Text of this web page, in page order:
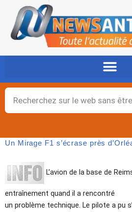
contenu
Rechercher
Un Mirage F1 s’écrase près
L’avion de la base de
entraînement quand il a rencontré
un problème technique. Le pilote a pu